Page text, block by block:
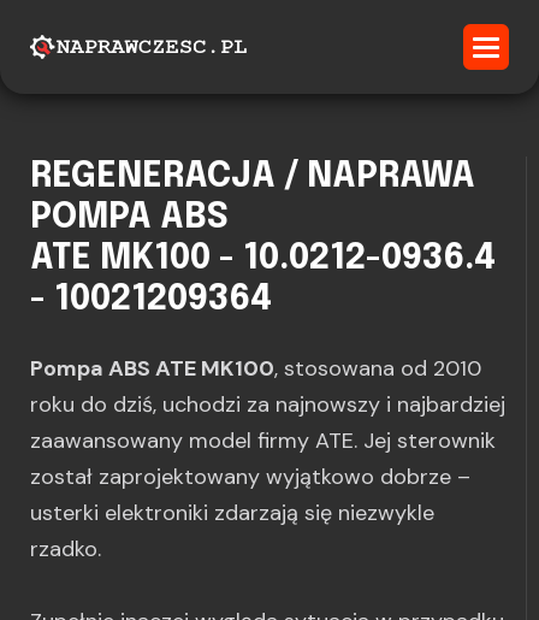
REGENERACJA / NAPRAWA
POMPA ABS
ATE MK100 - 10.0212-0936.4
- 10021209364
Pompa ABS ATE MK100, stosowana od 2010
roku do dziś, uchodzi za najnowszy i najbardziej
zaawansowany model firmy ATE. Jej sterownik
został zaprojektowany wyjątkowo dobrze –
usterki elektroniki zdarzają się niezwykle
rzadko.